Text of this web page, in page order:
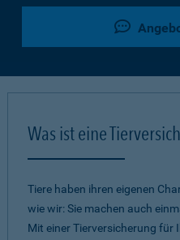
Was ist eine
Tiere haben ihren eigenen
wie wir: Sie machen auch
Mit einer Tierversicherung für